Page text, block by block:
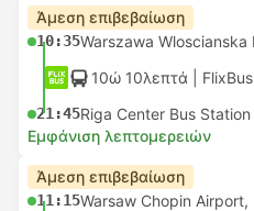
Άμεση επιβεβαίωση
10:35
10ώ 10λεπτά | FlixBus
21:45Riga Center Bus Station
Εμφάνιση λεπτομερειών
Άμεση επιβεβαίωση
11:15